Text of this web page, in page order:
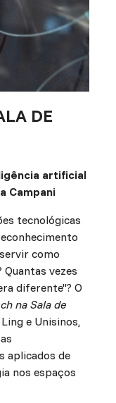
DE
artificial
Campani
tecnológicas
como
vezes
diferente"? O
na Sala de
e Unisinos,
aplicados de
nos espaços